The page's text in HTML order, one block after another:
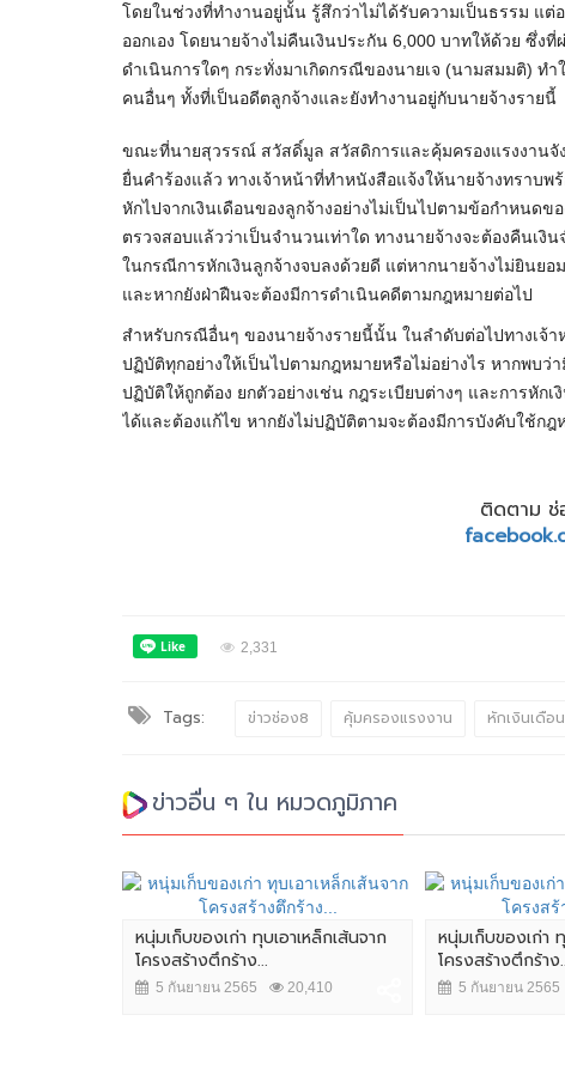
โดยในช่วงที่ทำงานอยู่นั้น รู้สึกว่าไม่ได้รับความเป็นธรรม แต่
ออกเอง โดยนายจ้างไม่คืนเงินประกัน 6,000 บาทให้ด้วย ซึ่ง
ดำเนินการใดๆ กระทั่งมาเกิดกรณีของนายเจ (นามสมมติ) ท
คนอื่นๆ ทั้งที่เป็นอดีตลูกจ้างและยังทำงานอยู่กับนายจ้างรายนี้
ขณะที่นายสุวรรณ์ สวัสดิ์มูล สวัสดิการและคุ้มครองแรงงานจัง
ยื่นคำร้องแล้ว ทางเจ้าหน้าที่ทำหนังสือแจ้งให้นายจ้างทราบ
หักไปจากเงินเดือนของลูกจ้างอย่างไม่เป็นไปตามข้อกำหนด
ตรวจสอบแล้วว่าเป็นจำนวนเท่าใด ทางนายจ้างจะต้องคืนเ
ในกรณีการหักเงินลูกจ้างจบลงด้วยดี แต่หากนายจ้างไม่ยินยอ
และหากยังฝ่าฝืนจะต้องมีการดำเนินคดีตามกฎหมายต่อไป
สำหรับกรณีอื่นๆ ของนายจ้างรายนี้นั้น ในลำดับต่อไปทางเจ้
ปฏิบัติทุกอย่างให้เป็นไปตามกฎหมายหรือไม่อย่างไร หากพบว่
ปฏิบัติให้ถูกต้อง ยกตัวอย่างเช่น กฎระเบียบต่างๆ และการหัก
ได้และต้องแก้ไข หากยังไม่ปฏิบัติตามจะต้องมีการบังคับใช้กฎ
ติดตาม ช่
2,331
Tags: ข่าวช่อง8 คุ้มครองแรงงาน หักเงินเดือน
ข่าวอื่น ๆ ใน หมวดภูมิภาค
หนุ่มเก็บของเก่า ทุบเอาเหล็กเส้นจาก
โครงสร้างตึกร้าง...
5 กันยายน 2565 20,410
หนุ่มเก็บของเก่า
โครงสร้างตึกร้าง
5 กันยายน 2565